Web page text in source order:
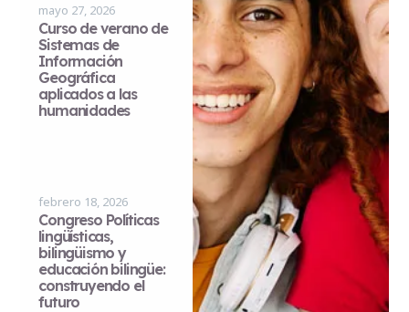
mayo 27, 2026
Curso de verano de
Sistemas de
Información
Geográfica
aplicados a las
humanidades
febrero 18, 2026
Congreso Políticas
lingüísticas,
bilingüismo y
educación bilingüe:
construyendo el
futuro